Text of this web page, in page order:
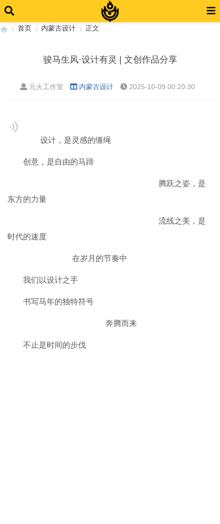
首页 内蒙古设计 正文
骏马生风·设计有灵 | 文创作品分享
元火工作室 内蒙古设计 2025-10-09 00:20:30
设计，是灵感的缰绳
创意，是自由的马蹄
腾跃之姿，是
东方的力量
流线之美，是
时代的速度
在岁月的节奏中
我们以设计之手
书写马年的独特符号
奔腾而来
不止是时间的步伐